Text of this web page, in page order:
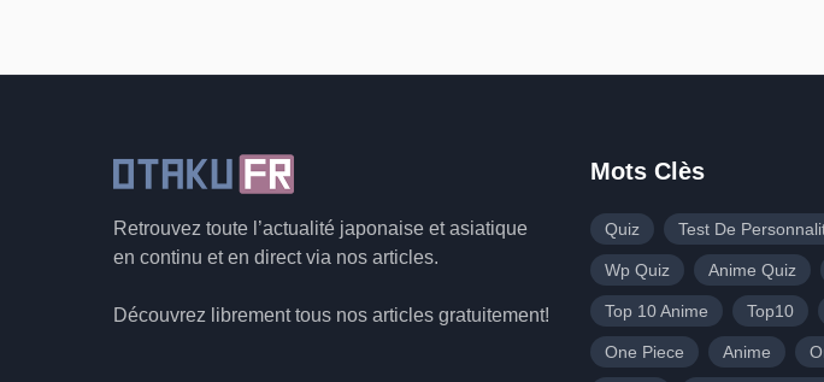
Retrouvez toute l’actualité japonaise et asiatique
en continu et en direct via nos articles.
Découvrez librement tous nos articles gratuitement!
Mots Clès
Quiz Test De
Wp Quiz Anime Quiz
Top 10 Anime Top10
One Piece Anime